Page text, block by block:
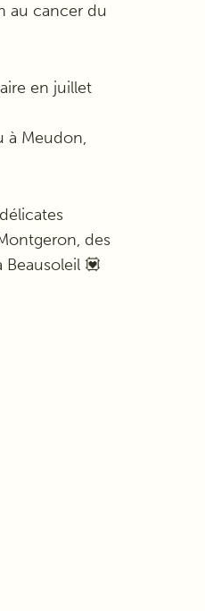
au cancer du
en juillet
à Meudon,
des
💟